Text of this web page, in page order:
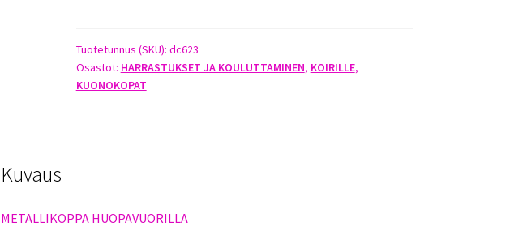
määrä
Tuotetunnus (SKU): dc623
Osastot: HARRASTUKSET JA KOULUTTAMINEN, KOIRILLE,
KUONOKOPAT
Kuvaus
METALLIKOPPA HUOPAVUORILLA